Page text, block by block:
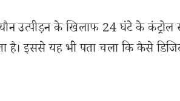
उत्पीड़न के खिलाफ 24 घंटे के
है। इससे यह भी पता चला कि कैसे